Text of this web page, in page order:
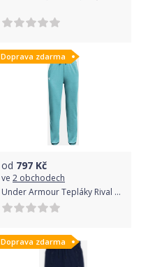
Doprava zdarma
od 797 Kč
ve 2 obchodech
Under Armour Tepláky Rival Terry Taped Pant-BLU S
Doprava zdarma